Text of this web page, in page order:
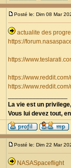
Posté le: Dim 08 Mar
actualite des
https://
https://
https://
https://
La vie est un
Vous lui devez tout,
Posté le: Dim 22 Mar
NASASpaceflight